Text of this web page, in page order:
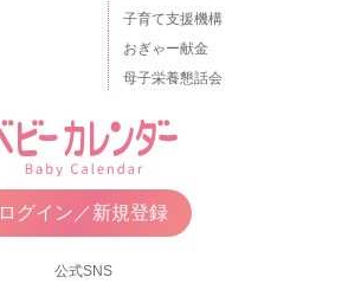
子育て支援機構
おぎゃー献金
母子栄養懇話会
ログイン／新規登録
公式SNS